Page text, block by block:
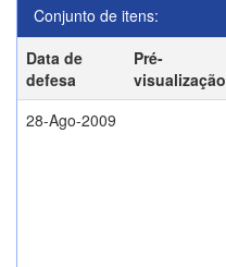
Conjunto de itens:
Data de
defesa
Pré-
visualização
28-Ago-2009